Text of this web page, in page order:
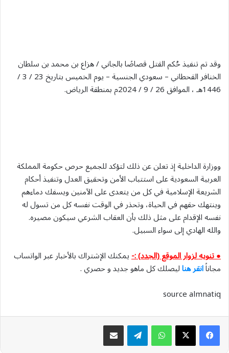
وقد تم تنفيذ حُكم القتل قصاصًا بالجاني / هزاع بن محمد بن سلطان
الخنافر القحطاني – سعودي الجنسية – يوم الخميس بتاريخ 23 / 3 /
1446هـ ، الموافق 26 / 9 / 2024م بمنطقة الرياض.
ووزارة الداخلية إذ تعلن عن ذلك لتؤكد للجميع حرص حكومة المملكة
العربية السعودية على استتباب الأمن وتحقيق العدل وتنفيذ أحكام
الشريعة الإسلامية في كل من يتعدى على الآمنين ويسفك دماءهم
وينتهك حقهم في الحياة، وتحذر في الوقت نفسه كل من تسول له
نفسه الإقدام على مثل ذلك بأن العقاب الشرعي سيكون مصيره.
والله الهادي إلى سواء السبيل.
● تنويه لزوار الموقع (الجدد) :-يمكنك الإشتراك بالأخبار عبر الواتساب
مجاناًانقر هناليصلك كل ماهو جديد و حصري .
source almnatiq
واتسابتيلقرام مشاركة عبر البريد